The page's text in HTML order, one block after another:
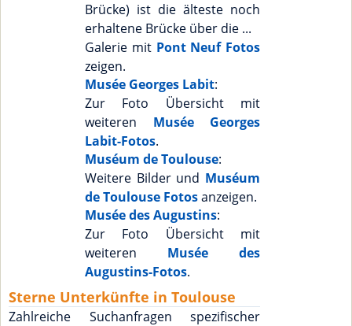
Brücke) ist die älteste noch
erhaltene Brücke über die ...
Galerie mit Pont Neuf Fotos
zeigen.
Musée Georges Labit:
Zur Foto Übersicht mit
weiteren Musée Georges
Labit-Fotos.
Muséum de Toulouse:
Weitere Bilder und Muséum
de Toulouse Fotosanzeigen.
Musée des Augustins:
Zur Foto Übersicht mit
weiteren Musée des
Augustins-Fotos.
Sterne Unterkünfte in Toulouse
Zahlreiche Suchanfragen spezifischer